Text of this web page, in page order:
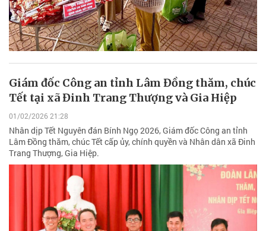
Giám đốc Công an tỉnh Lâm Đồng thăm, chúc
Tết tại xã Đinh Trang Thượng và Gia Hiệp
01/02/2026 21:28
Nhân dịp Tết Nguyên đán Bính Ngọ 2026, Giám đốc Công an tỉnh
Lâm Đồng thăm, chúc Tết cấp ủy, chính quyền và Nhân dân xã Đinh
Trang Thượng, Gia Hiệp.